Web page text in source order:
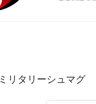
ミリタリーシュマグ